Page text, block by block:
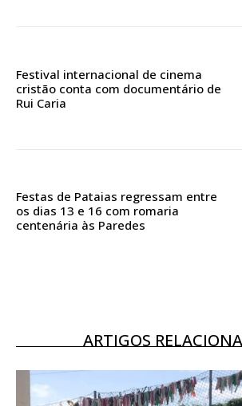
16€
Acesso aos conteúdos Exclusivos
assinantes
Ofertas para assinatura anual
Festival internacional de cinema
cristão conta com documentário de
Rui Caria
Festas de Pataias regressam entre
os dias 13 e 16 com romaria
centenária às Paredes
ARTIGOS